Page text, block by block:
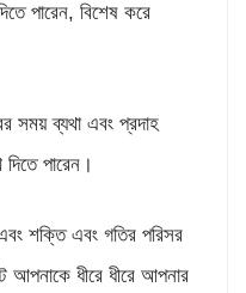
পারেন, বিশেষ করে
সময় ব্যথা এবং প্রদাহ
পারেন।
শক্তি এবং গতির পরিসর
আপনাকে ধীরে ধীরে আপনার